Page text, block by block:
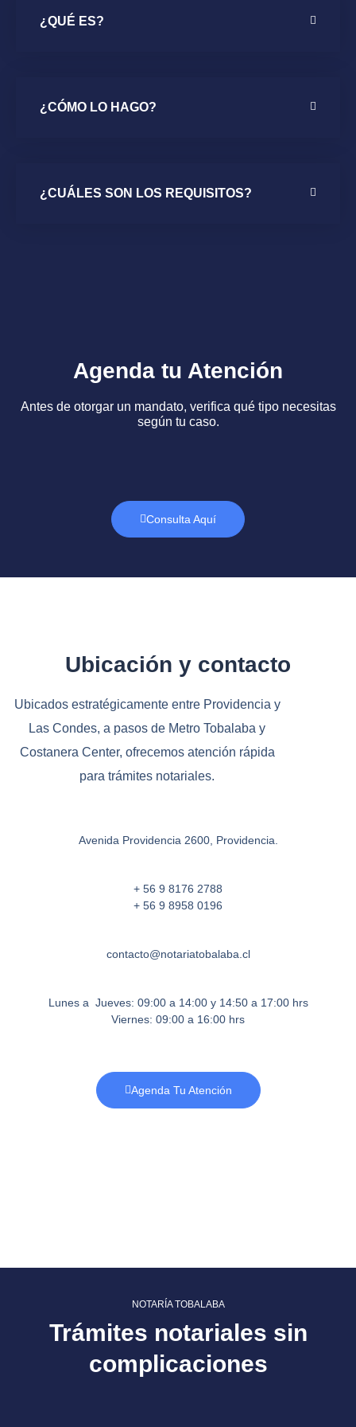
¿QUÉ ES?
¿CÓMO LO HAGO?
¿CUÁLES SON LOS REQUISITOS?
Agenda tu Atención
Antes de otorgar un mandato, verifica qué tipo necesitas
según tu caso.
Consulta Aquí
Ubicación y contacto
Ubicados estratégicamente entre Providencia y
Las Condes, a pasos de Metro Tobalaba y
Costanera Center, ofrecemos atención rápida
para trámites notariales.
Avenida Providencia 2600, Providencia.
+ 56 9 8176 2788
+ 56 9 8958 0196
contacto@notariatobalaba.cl
Lunes a Jueves: 09:00 a 14:00 y 14:50 a 17:00 hrs
Viernes: 09:00 a 16:00 hrs
Agenda Tu Atención
NOTARÍA TOBALABA
Trámites notariales sin
complicaciones